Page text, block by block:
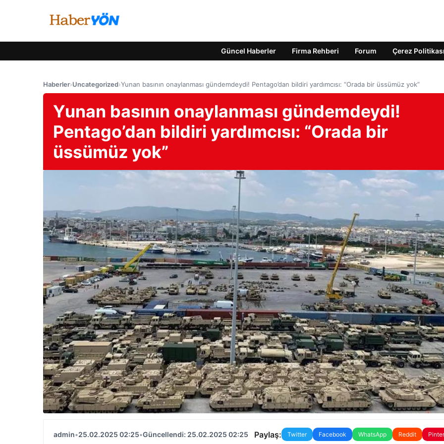
Güncel Haberler Firma Rehberi Forum Çerez Politikası
Haberler›Uncategorized›Yunan basının onaylanması gündemdeydi! Pentago’dan bildiri yardımcısı: “Orada bir üssümüz yok”
Yunan basının onaylanması gündemdeydi!
Pentago’dan bildiri yardımcısı: “Orada bir
üssümüz yok”
admin•25.02.2025 02:25•Güncellendi: 25.02.2025 02:25 Paylaş: Twitter Facebook WhatsApp Reddit